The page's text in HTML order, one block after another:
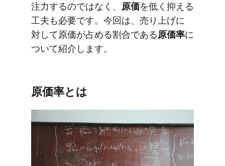
注力するのではなく、 ​原価を​低く​抑える​
工夫も​必要です。​今回は、​売り上げに​
対して​原価が​占める​割合である​原価率に​
ついて​紹介します。
原価率とは